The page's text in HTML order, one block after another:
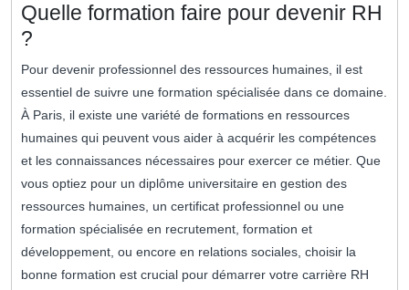
Quelle formation faire pour devenir RH
?
Pour devenir professionnel des ressources humaines, il est
essentiel de suivre une formation spécialisée dans ce domaine.
À Paris, il existe une variété de formations en ressources
humaines qui peuvent vous aider à acquérir les compétences
et les connaissances nécessaires pour exercer ce métier. Que
vous optiez pour un diplôme universitaire en gestion des
ressources humaines, un certificat professionnel ou une
formation spécialisée en recrutement, formation et
développement, ou encore en relations sociales, choisir la
bonne formation est crucial pour démarrer votre carrière RH